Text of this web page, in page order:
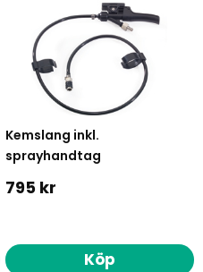
Kemslang inkl.
sprayhandtag
795 kr
Köp